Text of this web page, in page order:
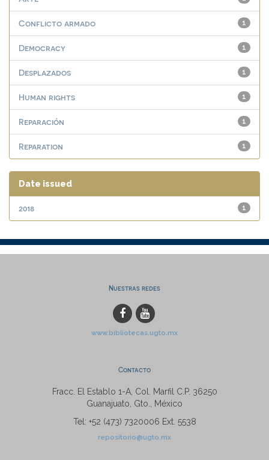
1
Conflicto armado
1
Democracy
1
Desplazados
1
Human rights
1
Reparación
1
Reparation
Date issued
1
2018
Nuestras redes
www.bibliotecas.ugto.mx
Contacto
Fracc. El Establo 1-A, Col. Marfil C.P. 36250
Guanajuato, Gto., México
Tel: +52 (473) 7320006 Ext. 5538
repositorio@ugto.mx